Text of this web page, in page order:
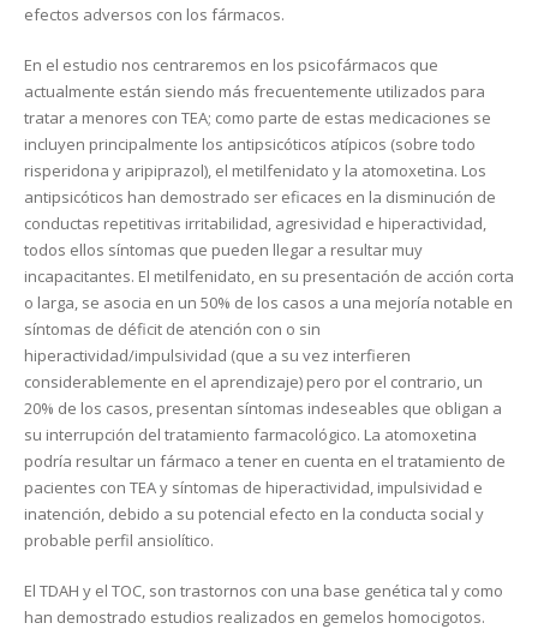
efectos adversos con los fármacos.
En el estudio nos centraremos en los psicofármacos que
actualmente están siendo más frecuentemente utilizados para
tratar a menores con TEA; como parte de estas medicaciones se
incluyen principalmente los antipsicóticos atípicos (sobre todo
risperidona y aripiprazol), el metilfenidato y la atomoxetina. Los
antipsicóticos han demostrado ser eficaces en la disminución de
conductas repetitivas irritabilidad, agresividad e hiperactividad,
todos ellos síntomas que pueden llegar a resultar muy
incapacitantes. El metilfenidato, en su presentación de acción corta
o larga, se asocia en un 50% de los casos a una mejoría notable en
síntomas de déficit de atención con o sin
hiperactividad/impulsividad (que a su vez interfieren
considerablemente en el aprendizaje) pero por el contrario, un
20% de los casos, presentan síntomas indeseables que obligan a
su interrupción del tratamiento farmacológico. La atomoxetina
podría resultar un fármaco a tener en cuenta en el tratamiento de
pacientes con TEA y síntomas de hiperactividad, impulsividad e
inatención, debido a su potencial efecto en la conducta social y
probable perfil ansiolítico.
El TDAH y el TOC, son trastornos con una base genética tal y como
han demostrado estudios realizados en gemelos homocigotos.